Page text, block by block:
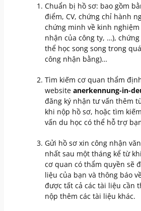
Chuẩn bị hồ sơ: bao gồm
điểm, CV, chứng chỉ hành
chứng minh về kinh nghiệm
nhận của công ty, …),
thể học song song trong
công nhận bằng)…
Tìm kiếm cơ quan thẩm
website anerkennung-in-
đăng ký nhận tư vấn thêm
khi nộp hồ sơ, hoặc tìm
vấn du học có thể hỗ trợ
Gửi hồ sơ xin công nhận
nhất sau một tháng kể từ
cơ quan có thẩm quyền sẽ
liệu của bạn và thông báo
được tất cả các tài liệu cần
nộp thêm các tài liệu khác.